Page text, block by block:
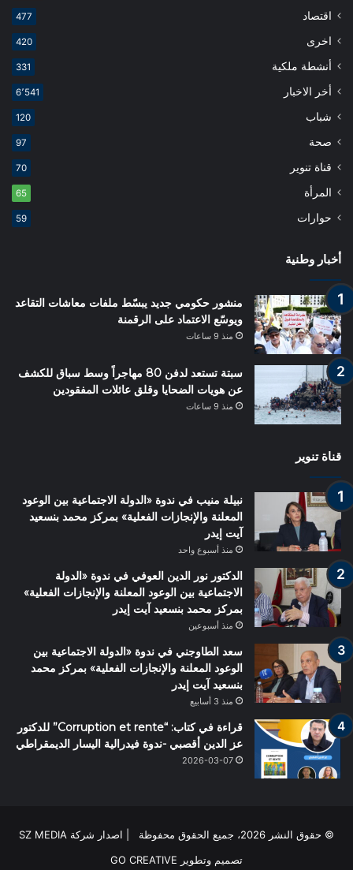
اقتصاد 477
اخرى 420
أنشطة ملكية 331
أخر الاخبار 6٬541
شباب 120
صحة 97
قناة تنوير 70
المرأة 65
حوارات 59
أخبار وطنية
منشور حكومي جديد يبسّط ملفات معاشات التقاعد
ويوسّع الاعتماد على الرقمنة
منذ 9 ساعات
سبتة تستعد لدفن 80 مهاجراً وسط سباق للكشف
عن هويات الضحايا وقلق عائلات المفقودين
منذ 9 ساعات
قناة تنوير
نبيلة منيب في ندوة «الدولة الاجتماعية بين الوعود
المعلنة والإنجازات الفعلية» بمركز محمد بنسعيد
آيت إيدر
منذ أسبوع واحد
الدكتور نور الدين العوفي في ندوة «الدولة
الاجتماعية بين الوعود المعلنة والإنجازات الفعلية»
بمركز محمد بنسعيد آيت إيدر
منذ أسبوعين
سعد الطاوجني في ندوة «الدولة الاجتماعية بين
الوعود المعلنة والإنجازات الفعلية» بمركز محمد
بنسعيد آيت إيدر
منذ 3 أسابيع
قراءة في كتاب: “Corruption et rente” للدكتور
عز الدين أقصبي -ندوة فيدرالية اليسار الديمقراطي
2026-03-07
© حقوق النشر 2026، جميع الحقوق محفوظة | اصدار شركة SZ MEDIA
تصميم وتطوير GO CREATIVE